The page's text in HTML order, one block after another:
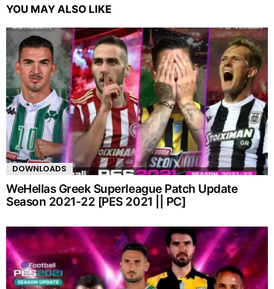
YOU MAY ALSO LIKE
DOWNLOADS
WeHellas Greek Superleague Patch Update
Season 2021-22 [PES 2021 || PC]